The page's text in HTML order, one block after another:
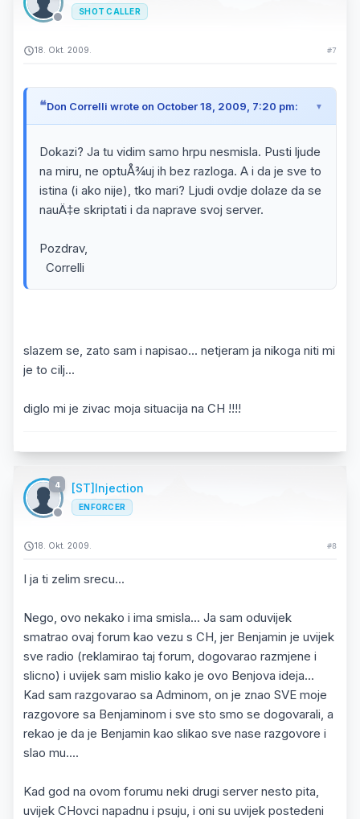
SHOT CALLER
18. Okt. 2009. #7
Don Correlli wrote on October 18, 2009, 7:20 pm:
Dokazi? Ja tu vidim samo hrpu nesmisla. Pusti ljude
na miru, ne optuÅ¾uj ih bez razloga. A i da je sve to
istina (i ako nije), tko mari? Ljudi ovdje dolaze da se
nauÄ‡e skriptati i da naprave svoj server.
Pozdrav,
Correlli
slazem se, zato sam i napisao... netjeram ja nikoga niti mi
je to cilj...
diglo mi je zivac moja situacija na CH !!!!
4 [ST]Injection
ENFORCER
18. Okt. 2009. #8
I ja ti zelim srecu...
Nego, ovo nekako i ima smisla... Ja sam oduvijek
smatrao ovaj forum kao vezu s CH, jer Benjamin je uvijek
sve radio (reklamirao taj forum, dogovarao razmjene i
slicno) i uvijek sam mislio kako je ovo Benjova ideja...
Kad sam razgovarao sa Adminom, on je znao SVE moje
razgovore sa Benjaminom i sve sto smo se dogovarali, a
rekao je da je Benjamin kao slikao sve nase razgovore i
slao mu....
Kad god na ovom forumu neki drugi server nesto pita,
uvijek CHovci napadnu i psuju, i oni su uvijek postedeni